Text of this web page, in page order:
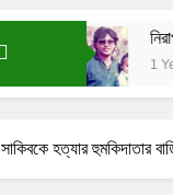
নিরাপত্তা
1 Year Ago
সাকিবকে হত্যার হুমকিদাতার